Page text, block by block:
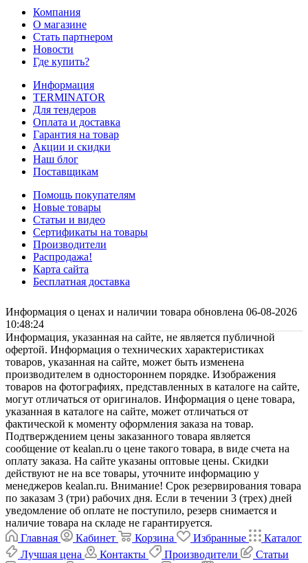
Компания
О магазине
Стать партнером
Новости
Где купить?
Информация
TERMINATOR
Для тендеров
Оплата и доставка
Гарантия на товар
Акции и скидки
Наш блог
Поставщикам
Помощь покупателям
Новые товары
Статьи и видео
Сертификаты на товары
Производители
Распродажа!
Карта сайта
Бесплатная доставка
Информация о ценах и наличии товара обновлена 06-08-2026
10:48:24
Информация, указанная на сайте, не является публичной
офертой. Информация о технических характеристиках
товаров, указанная на сайте, может быть изменена
производителем в одностороннем порядке. Изображения
товаров на фотографиях, представленных в каталоге на сайте,
могут отличаться от оригиналов. Информация о цене товара,
указанная в каталоге на сайте, может отличаться от
фактической к моменту оформления заказа на товар.
Подтверждением цены заказанного товара является
сообщение от kealan.ru о цене такого товара, в виде счета на
оплату заказа. На сайте указаны оптовые цены. Скидки
действуют не на все товары, уточните информацию у
менеджеров kealan.ru. Внимание! Срок резервирования товара
по заказам 3 (три) рабочих дня. Если в течении 3 (трех) дней
уведомление об оплате не поступило, резерв снимается и
наличие товара на складе не гарантируется.
Главная
Кабинет Корзина Избранные
Каталог
Лучшая цена
Контакты Производители
Статьи